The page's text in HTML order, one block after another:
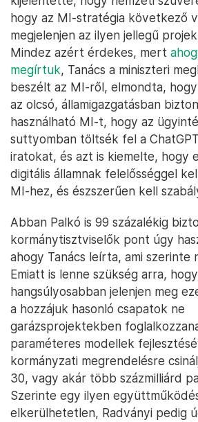
hogy az MI-stratégia következő
megjelenjen az ilyen jellegű
Mindez azért érdekes, mert
megírtuk, Tanács a miniszteri
beszélt az MI-ről, elmondta,
az olcsó, államigazgatásban
használható MI-t, hogy az
suttyomban töltsék fel a
iratokat, és azt is kiemelte, hogy
digitális államnak felelősséggel
MI-hez, és észszerűen kell
Abban Palkó is 99 százalékig
kormánytisztviselők pont úgy
ahogy Tanács leírta, ami szerinte
Emiatt is lenne szükség arra,
hangsúlyosabban jelenjen meg
a hozzájuk hasonló csapatok ne
garázsprojektekben
paraméteres modellek
kormányzati megrendelésre
30, vagy akár több százmilliárd
Szerinte egy ilyen
elkerülhetetlen, Radványi pedig